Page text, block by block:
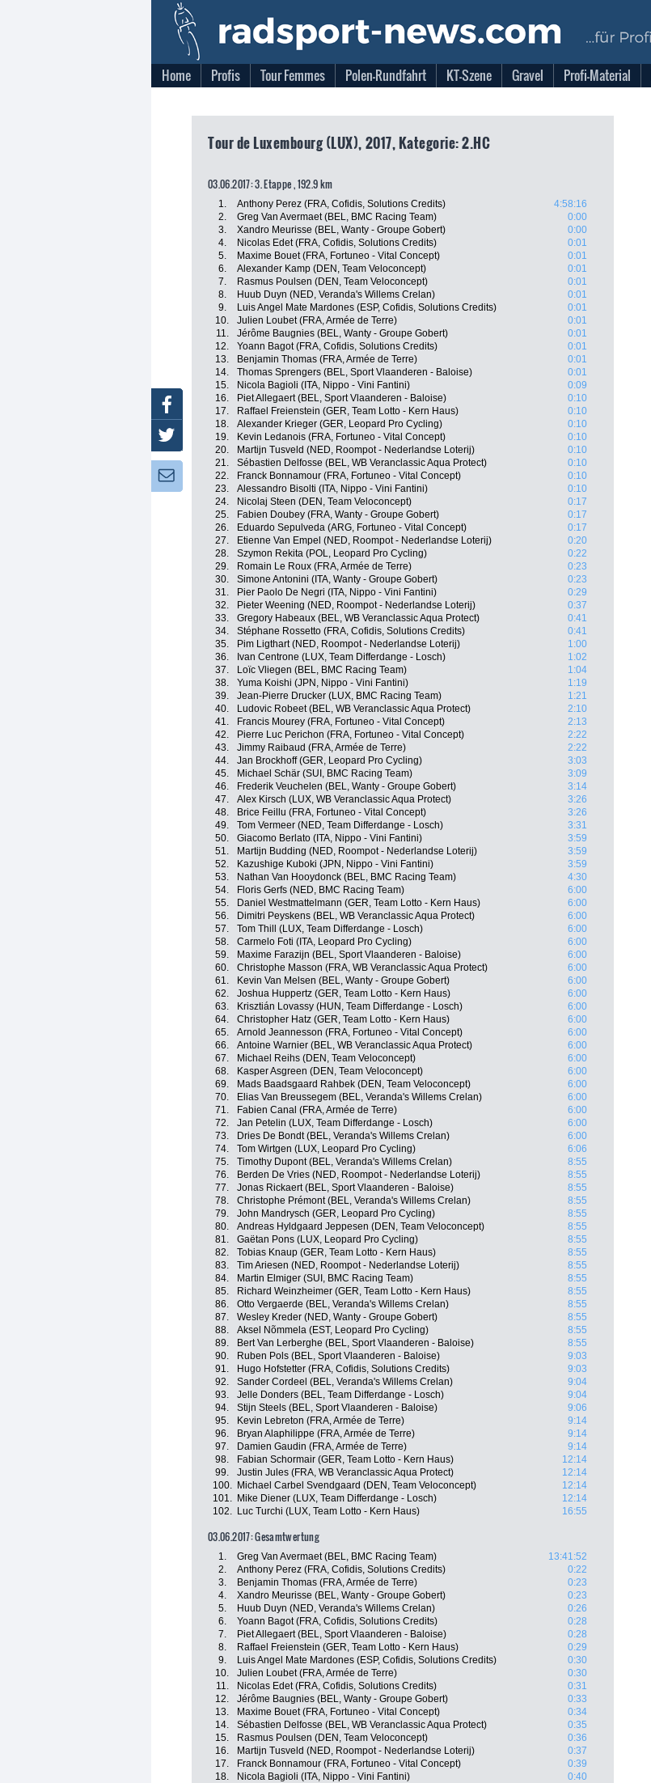
Home Profis Tour Femmes Polen-Rundfahrt KT-Szene Gravel Profi-Material
Tour de Luxembourg (LUX), 2017, Kategorie: 2.HC
03.06.2017: 3. Etappe , 192.9 km
1. Anthony Perez (FRA, Cofidis, Solutions Credits)
4:58:16
2.
Greg Van Avermaet (BEL, BMC Racing Team)
0:00
3.
Xandro Meurisse (BEL, Wanty - Groupe Gobert)
0:00
4.
Nicolas Edet (FRA, Cofidis, Solutions Credits)
0:01
5.
Maxime Bouet (FRA, Fortuneo - Vital Concept)
0:01
6.
Alexander Kamp (DEN, Team Veloconcept)
0:01
7.
Rasmus Poulsen (DEN, Team Veloconcept)
0:01
8.
Huub Duyn (NED, Veranda's Willems Crelan)
0:01
9.
Luis Angel Mate Mardones (ESP, Cofidis, Solutions Credits)
0:01
10.
Julien Loubet (FRA, Armée de Terre)
0:01
11.
Jérôme Baugnies (BEL, Wanty - Groupe Gobert)
0:01
12.
Yoann Bagot (FRA, Cofidis, Solutions Credits)
0:01
13.
Benjamin Thomas (FRA, Armée de Terre)
0:01
14.
Thomas Sprengers (BEL, Sport Vlaanderen - Baloise)
0:01
15.
Nicola Bagioli (ITA, Nippo - Vini Fantini)
0:09
16.
Piet Allegaert (BEL, Sport Vlaanderen - Baloise)
0:10
17.
Raffael Freienstein (GER, Team Lotto - Kern Haus)
0:10
18.
Alexander Krieger (GER, Leopard Pro Cycling)
0:10
19.
Kevin Ledanois (FRA, Fortuneo - Vital Concept)
0:10
20.
Martijn Tusveld (NED, Roompot - Nederlandse Loterij)
0:10
21.
Sébastien Delfosse (BEL, WB Veranclassic Aqua Protect)
0:10
22.
Franck Bonnamour (FRA, Fortuneo - Vital Concept)
0:10
23.
Alessandro Bisolti (ITA, Nippo - Vini Fantini)
0:10
24.
Nicolaj Steen (DEN, Team Veloconcept)
0:17
25.
Fabien Doubey (FRA, Wanty - Groupe Gobert)
0:17
26.
Eduardo Sepulveda (ARG, Fortuneo - Vital Concept)
0:17
27.
Etienne Van Empel (NED, Roompot - Nederlandse Loterij)
0:20
28.
Szymon Rekita (POL, Leopard Pro Cycling)
0:22
29.
Romain Le Roux (FRA, Armée de Terre)
0:23
30.
Simone Antonini (ITA, Wanty - Groupe Gobert)
0:23
31.
Pier Paolo De Negri (ITA, Nippo - Vini Fantini)
0:29
32.
Pieter Weening (NED, Roompot - Nederlandse Loterij)
0:37
33.
Gregory Habeaux (BEL, WB Veranclassic Aqua Protect)
0:41
34.
Stéphane Rossetto (FRA, Cofidis, Solutions Credits)
0:41
35.
Pim Ligthart (NED, Roompot - Nederlandse Loterij)
1:00
36.
Ivan Centrone (LUX, Team Differdange - Losch)
1:02
37.
Loïc Vliegen (BEL, BMC Racing Team)
1:04
38.
Yuma Koishi (JPN, Nippo - Vini Fantini)
1:19
39.
Jean-Pierre Drucker (LUX, BMC Racing Team)
1:21
40.
Ludovic Robeet (BEL, WB Veranclassic Aqua Protect)
2:10
41.
Francis Mourey (FRA, Fortuneo - Vital Concept)
2:13
42.
Pierre Luc Perichon (FRA, Fortuneo - Vital Concept)
2:22
43.
Jimmy Raibaud (FRA, Armée de Terre)
2:22
44.
Jan Brockhoff (GER, Leopard Pro Cycling)
3:03
45.
Michael Schär (SUI, BMC Racing Team)
3:09
46.
Frederik Veuchelen (BEL, Wanty - Groupe Gobert)
3:14
47.
Alex Kirsch (LUX, WB Veranclassic Aqua Protect)
3:26
48.
Brice Feillu (FRA, Fortuneo - Vital Concept)
3:26
49.
Tom Vermeer (NED, Team Differdange - Losch)
3:31
50.
Giacomo Berlato (ITA, Nippo - Vini Fantini)
3:59
51.
Martijn Budding (NED, Roompot - Nederlandse Loterij)
3:59
52.
Kazushige Kuboki (JPN, Nippo - Vini Fantini)
3:59
53.
Nathan Van Hooydonck (BEL, BMC Racing Team)
4:30
54.
Floris Gerfs (NED, BMC Racing Team)
6:00
55.
Daniel Westmattelmann (GER, Team Lotto - Kern Haus)
6:00
56.
Dimitri Peyskens (BEL, WB Veranclassic Aqua Protect)
6:00
57.
Tom Thill (LUX, Team Differdange - Losch)
6:00
58.
Carmelo Foti (ITA, Leopard Pro Cycling)
6:00
59.
Maxime Farazijn (BEL, Sport Vlaanderen - Baloise)
6:00
60.
Christophe Masson (FRA, WB Veranclassic Aqua Protect)
6:00
61.
Kevin Van Melsen (BEL, Wanty - Groupe Gobert)
6:00
62.
Joshua Huppertz (GER, Team Lotto - Kern Haus)
6:00
63.
Krisztián Lovassy (HUN, Team Differdange - Losch)
6:00
64.
Christopher Hatz (GER, Team Lotto - Kern Haus)
6:00
65.
Arnold Jeannesson (FRA, Fortuneo - Vital Concept)
6:00
66.
Antoine Warnier (BEL, WB Veranclassic Aqua Protect)
6:00
67.
Michael Reihs (DEN, Team Veloconcept)
6:00
68.
Kasper Asgreen (DEN, Team Veloconcept)
6:00
69.
Mads Baadsgaard Rahbek (DEN, Team Veloconcept)
6:00
70.
Elias Van Breussegem (BEL, Veranda's Willems Crelan)
6:00
71.
Fabien Canal (FRA, Armée de Terre)
6:00
72.
Jan Petelin (LUX, Team Differdange - Losch)
6:00
73.
Dries De Bondt (BEL, Veranda's Willems Crelan)
6:00
74.
Tom Wirtgen (LUX, Leopard Pro Cycling)
6:06
75.
Timothy Dupont (BEL, Veranda's Willems Crelan)
8:55
76.
Berden De Vries (NED, Roompot - Nederlandse Loterij)
8:55
77.
Jonas Rickaert (BEL, Sport Vlaanderen - Baloise)
8:55
78.
Christophe Prémont (BEL, Veranda's Willems Crelan)
8:55
79.
John Mandrysch (GER, Leopard Pro Cycling)
8:55
80.
Andreas Hyldgaard Jeppesen (DEN, Team Veloconcept)
8:55
81.
Gaëtan Pons (LUX, Leopard Pro Cycling)
8:55
82.
Tobias Knaup (GER, Team Lotto - Kern Haus)
8:55
83.
Tim Ariesen (NED, Roompot - Nederlandse Loterij)
8:55
84.
Martin Elmiger (SUI, BMC Racing Team)
8:55
85.
Richard Weinzheimer (GER, Team Lotto - Kern Haus)
8:55
86.
Otto Vergaerde (BEL, Veranda's Willems Crelan)
8:55
87.
Wesley Kreder (NED, Wanty - Groupe Gobert)
8:55
88.
Aksel Nõmmela (EST, Leopard Pro Cycling)
8:55
89.
Bert Van Lerberghe (BEL, Sport Vlaanderen - Baloise)
8:55
90.
Ruben Pols (BEL, Sport Vlaanderen - Baloise)
9:03
91.
Hugo Hofstetter (FRA, Cofidis, Solutions Credits)
9:03
92.
Sander Cordeel (BEL, Veranda's Willems Crelan)
9:04
93.
Jelle Donders (BEL, Team Differdange - Losch)
9:04
94.
Stijn Steels (BEL, Sport Vlaanderen - Baloise)
9:06
95.
Kevin Lebreton (FRA, Armée de Terre)
9:14
96.
Bryan Alaphilippe (FRA, Armée de Terre)
9:14
97.
Damien Gaudin (FRA, Armée de Terre)
9:14
98.
Fabian Schormair (GER, Team Lotto - Kern Haus)
12:14
99.
Justin Jules (FRA, WB Veranclassic Aqua Protect)
12:14
100.
Michael Carbel Svendgaard (DEN, Team Veloconcept)
12:14
101.
Mike Diener (LUX, Team Differdange - Losch)
12:14
102.
Luc Turchi (LUX, Team Lotto - Kern Haus) 16:55
03.06.2017: Gesamtwertung
1. Greg Van Avermaet (BEL, BMC Racing Team)
13:41:52
2.
Anthony Perez (FRA, Cofidis, Solutions Credits)
0:22
3.
Benjamin Thomas (FRA, Armée de Terre)
0:23
4.
Xandro Meurisse (BEL, Wanty - Groupe Gobert)
0:23
5.
Huub Duyn (NED, Veranda's Willems Crelan)
0:26
6.
Yoann Bagot (FRA, Cofidis, Solutions Credits)
0:28
7.
Piet Allegaert (BEL, Sport Vlaanderen - Baloise)
0:28
8.
Raffael Freienstein (GER, Team Lotto - Kern Haus)
0:29
9.
Luis Angel Mate Mardones (ESP, Cofidis, Solutions Credits)
0:30
10.
Julien Loubet (FRA, Armée de Terre)
0:30
11.
Nicolas Edet (FRA, Cofidis, Solutions Credits)
0:31
12.
Jérôme Baugnies (BEL, Wanty - Groupe Gobert)
0:33
13.
Maxime Bouet (FRA, Fortuneo - Vital Concept)
0:34
14.
Sébastien Delfosse (BEL, WB Veranclassic Aqua Protect)
0:35
15.
Rasmus Poulsen (DEN, Team Veloconcept)
0:36
16.
Martijn Tusveld (NED, Roompot - Nederlandse Loterij)
0:37
17.
Franck Bonnamour (FRA, Fortuneo - Vital Concept)
0:39
18.
Nicola Bagioli (ITA, Nippo - Vini Fantini)
0:40
Facebook
Twitter
Newsletter: